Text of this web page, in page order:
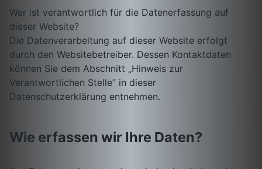
Wer ist verantwortlich für die Datenerfassung auf
dieser Website?
Die Datenverarbeitung auf dieser Website erfolgt
durch den Websitebetreiber. Dessen Kontaktdaten
können Sie dem Abschnitt „Hinweis zur
Verantwortlichen Stelle“ in dieser
Datenschutzerklärung entnehmen.
Wie erfassen wir Ihre Daten?